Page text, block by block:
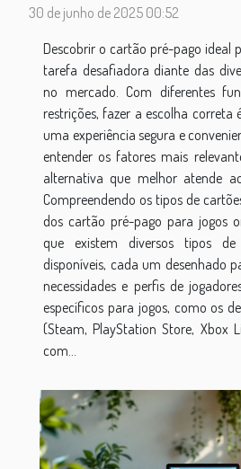
30 de junho de 2025 00:52
Descobrir o cartão pré-pago ideal
tarefa desafiadora diante das
no mercado. Com diferentes
restrições, fazer a escolha correta
uma experiência segura e
entender os fatores mais
alternativa que melhor atende
Compreendendo os tipos de
dos cartão pré-pago para jogos
que existem diversos tipos
disponíveis, cada um desenhado
necessidades e perfis de
específicos para jogos, como os
(Steam, PlayStation Store, Xbox
com...